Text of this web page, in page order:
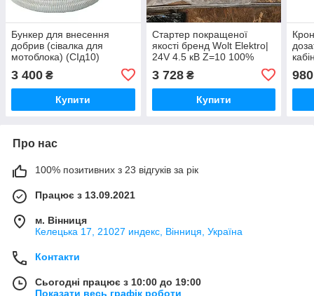
Бункер для внесення
добрив (сівалка для
мотоблока) (СІд10)
3 400 ₴
Купити
Стартер покращеної
якості бренд Wolt Elektro|
24V 4.5 кВ Z=10 100%
3 728₴
Купити
ELT)
980
Про нас
100% позитивних з 23 відгуків за рік
Працює з 13.09.2021
м. Вінниця
Келецька 17, 21027 индекс, Вінниця, Україна
Контакти
Сьогодні працює з 10:00 до 19:00
Показати весь графік роботи